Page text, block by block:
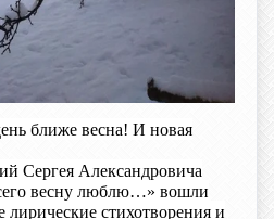
ближе весна! И новая
Сергея Александровича
весну люблю…» вошли
лирические стихотворения и